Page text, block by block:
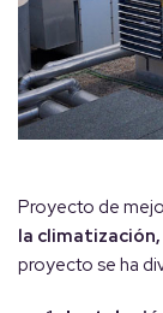
Proyecto de
la climatización,
proyecto se ha